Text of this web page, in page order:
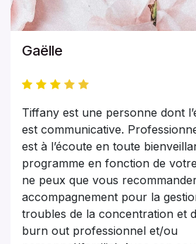
Gaëlle
Tiffany est une personne dont
est communicative.
est à l’écoute en toute
programme en fonction de
ne peux que vous
accompagnement pour la
troubles de la concentration et
burn out professionnel et/ou